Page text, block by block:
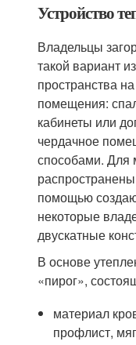
Устройство
Владельцы
такой вариант
пространства
помещения:
кабинеты или
чердачное
способами. Для
помощью
некоторые
двускатные
В основе
«пирог»,
материал
профлист,